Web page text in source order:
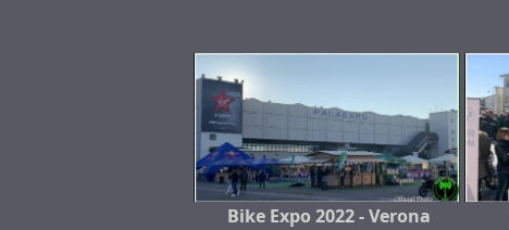
Bike Expo 2022 - Verona